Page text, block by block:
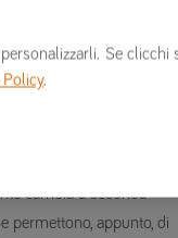
in ogni caso si tratta di
cambia a seconda
permettono, appunto, di
Se
Policy.